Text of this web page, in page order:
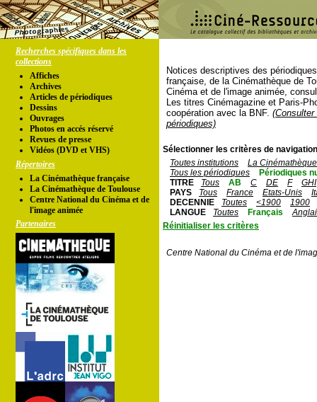
Recherches spécifiques dans les
collections
Affiches
Archives
Articles de périodiques
Dessins
Ouvrages
Photos en accés réservé
Revues de presse
Vidéos (DVD et VHS)
Répertoires
La Cinémathèque française
La Cinémathèque de Toulouse
Centre National du Cinéma et de
l'image animée
Partenaires
Notices descriptives des
française, de la Cinémathèque de
Cinéma et de l'image animée,
Les titres Cinémagazine et Paris-
coopération avec la BNF.
périodiques)
Sélectionner les critères de
Toutes institutions
La
Tous les périodiques
Périodiques
TITRE
Tous AB C DE F
GHI
PAYS
Tous France Etats-Unis
DECENNIE
Toutes <1900
1900
LANGUE
Toutes Français
Réinitialiser les critères
Centre National du Cinéma et de